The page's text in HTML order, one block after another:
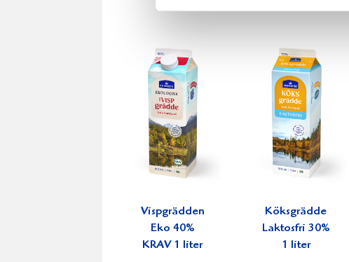
Vispgrädden
Eko 40%
KRAV 1 liter
Köksgrädde
Laktosfri 30%
1 liter